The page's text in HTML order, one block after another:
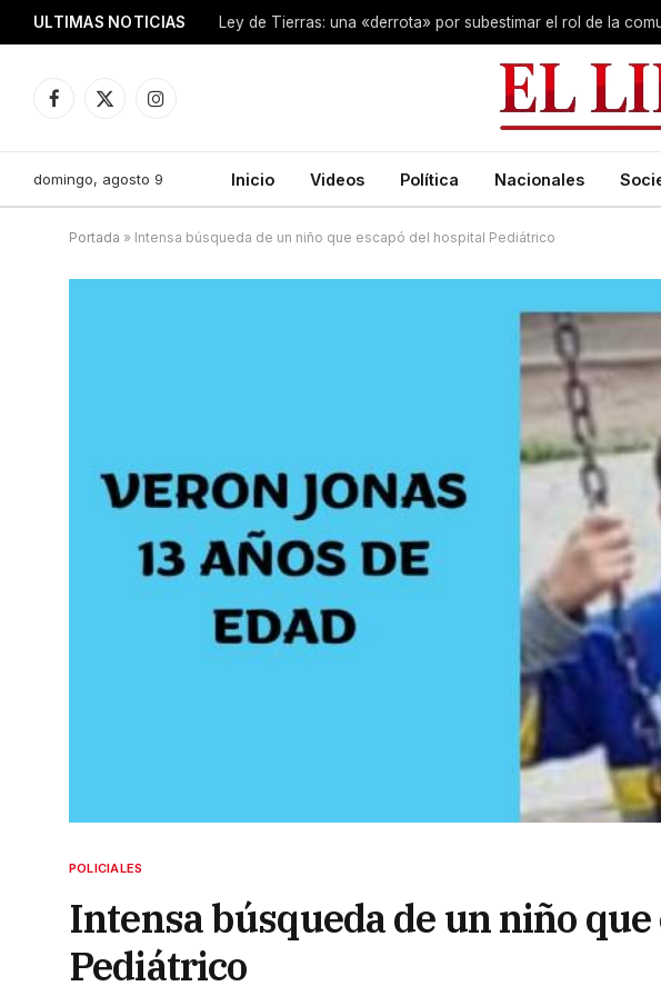
ULTIMAS NOTICIAS Ley de Tierras: una «derrota» por subestimar el rol de la
Facebook
X
Instagram
domingo, agosto 9 Inicio Videos Política Nacionales
Portada » Intensa búsqueda de un niño que escapó del hospital Pediátrico
POLICIALES
Intensa búsqueda de un niño
Pediátrico